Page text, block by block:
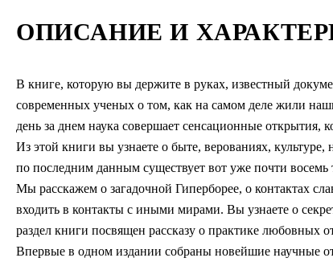
ОПИСАНИЕ И
В книге, которую вы держите в руках, известный
современных ученых о том, как на самом деле жили
день за днем наука совершает сенсационные открытия,
Из этой книги вы узнаете о быте, верованиях,
по последним данным существует вот уже почти восемь
Мы расскажем о загадочной Гиперборее, о контактах
входить в контакты с иными мирами. Вы узнаете о
раздел книги посвящен рассказу о практике любовных
Впервые в одном издании собраны новейшие научные